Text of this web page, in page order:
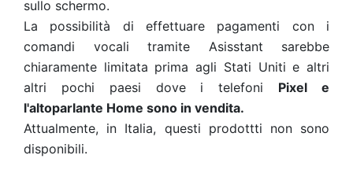
sullo schermo.
La possibilità di effettuare pagamenti con i
comandi vocali tramite Asisstant sarebbe
chiaramente limitata prima agli Stati Uniti e altri
altri pochi paesi dove i telefoni Pixel e
l'altoparlante Home sono in vendita.
Attualmente, in Italia, questi prodottti non sono
disponibili.